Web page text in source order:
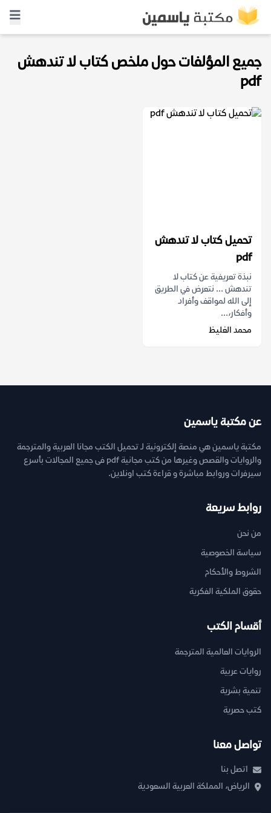
جميع المؤلفات حول ملخص كتاب لا تندهش
pdf
تحميل كتاب لا تندهش
pdf
نبذة تعريفية عن كتاب لا
تندهش ... نتعرض في الطريق
إلى الله لمواقف وأفراد
وأفكار،...
محمد الغليظ
عن مكتبة ياسمين
مكتبة ياسمين هي منصة إلكترونية لـ تحميل الكتب مجانا العربية والمترجمة
والروايات والقصص وغيرها من كتب مجانية pdf فى جميع المجالات بأسرع
سيرفرات وروابط مباشرة و قراءة كتب اونلاين.
روابط سريعة
من نحن
سياسة الخصوصية
الشروط والأحكام
حقوق الملكية الفكرية
أقسام الكتب
الروايات العالمية المترجمة
روايات عربية
تنمية بشرية
كتب حصرية
تواصل معنا
اتصل بنا
الرياض، المملكة العربية السعودية